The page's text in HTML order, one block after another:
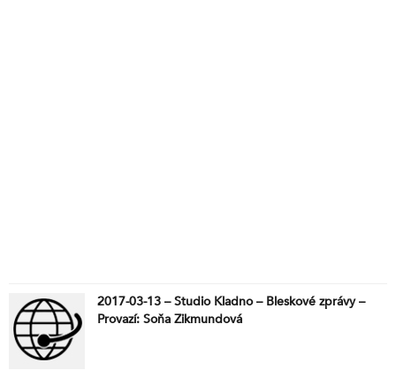
2017-03-13 – Studio Kladno – Bleskové zprávy –
Provazí: Soňa Zikmundová